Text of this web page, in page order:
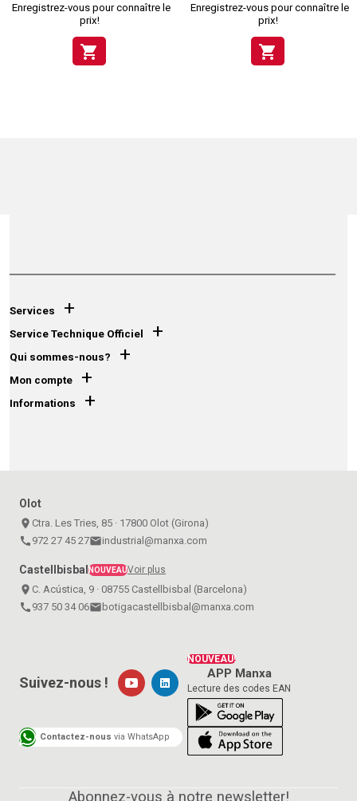
Enregistrez-vous pour connaître le
prix!
shopping_cart
Enregistrez-vous pour connaître le
prix!
shopping_cart
Services +
Service Technique Officiel +
Qui sommes-nous? +
Mon compte +
Informations +
Olot
place Ctra. Les Tries, 85 · 17800 Olot (Girona)
call 972 27 45 27emailindustrial@manxa.com
Castellbisbal NOUVEAUVoir plus
place C. Acústica, 9 · 08755 Castellbisbal (Barcelona)
call 937 50 34 06email botigacastellbisbal@manxa.com
NOUVEAU!
APP Manxa
Lecture des codes EAN
Suivez-nous !
Contactez-nous via WhatsApp
Abonnez-vous à notre newsletter!